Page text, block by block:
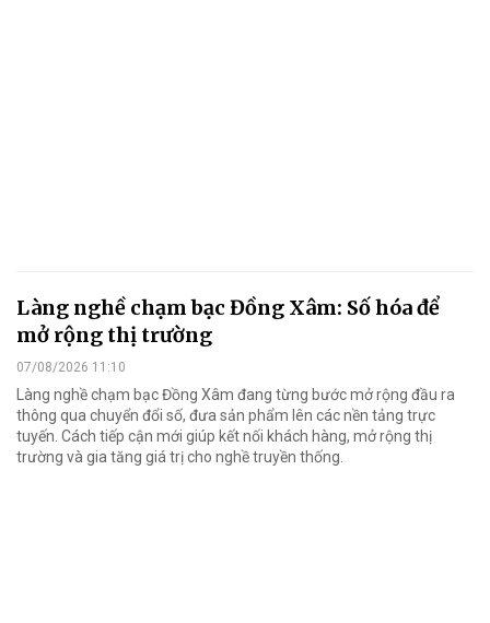
Làng nghề chạm bạc Đồng Xâm: Số hóa để
mở rộng thị trường
07/08/2026 11:10
Làng nghề chạm bạc Đồng Xâm đang từng bước mở rộng đầu ra
thông qua chuyển đổi số, đưa sản phẩm lên các nền tảng trực
tuyến. Cách tiếp cận mới giúp kết nối khách hàng, mở rộng thị
trường và gia tăng giá trị cho nghề truyền thống.